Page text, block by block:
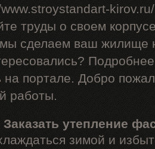
труды о своем
сделаем ваш жилище
на портале. Добро
работы.
Заказать утепление
зимой и